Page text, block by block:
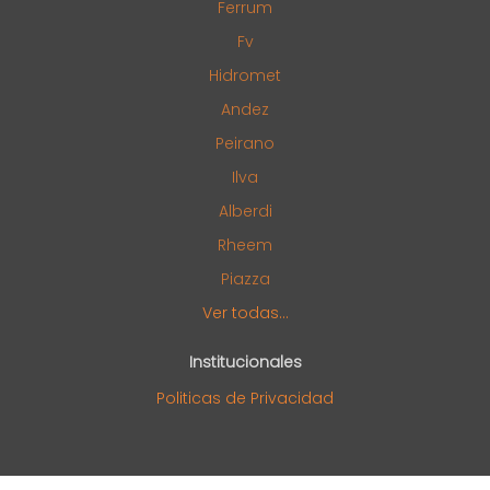
Ferrum
Fv
Hidromet
Andez
Peirano
Ilva
Alberdi
Rheem
Piazza
Ver todas...
Institucionales
Politicas de Privacidad